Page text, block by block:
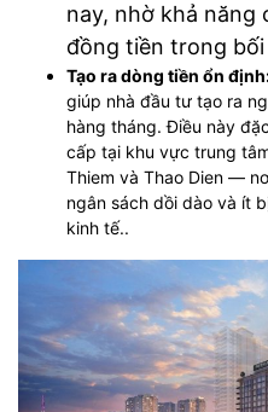
nay, nhờ khả năng
đồng tiền trong
Tạo ra dòng tiền ổn
giúp nhà đầu tư tạo ra
hàng tháng. Điều này
cấp tại khu vực trung
Thiem và Thao Dien —
ngân sách dồi dào và ít
kinh tế..